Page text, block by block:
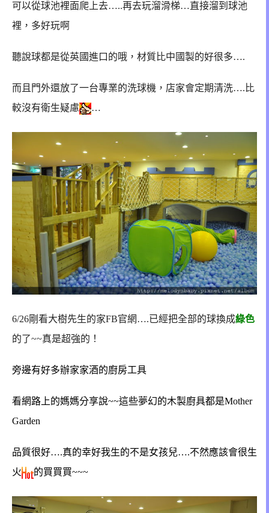
可以從球池裡面爬上去…..再去玩溜滑梯…直接溜到球池
裡，多好玩啊
聽說球都是從英國進口的哦，材質比中國製的好很多….
而且門外還放了一台專業的洗球機，店家會定期清洗…. 比
較沒有衛生疑慮
…
6/26剛看大樹先生的家FB官網….已經把全部的球換成綠色
的了~~真是超強的！
旁邊有好多辦家家酒的廚房工具
看網路上的媽媽分享說~~這些夢幻的木製廚具都是Mother
Garden
品質很好….真的幸好我生的不是女孩兒….不然應該會很生
火
的買買買~~~